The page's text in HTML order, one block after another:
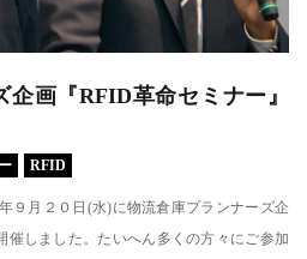
画『RFID革命セミナー』
RFID
９月２０日(水)に物流倉庫プランナーズ企
催しました。たいへん多くの方々にご参加